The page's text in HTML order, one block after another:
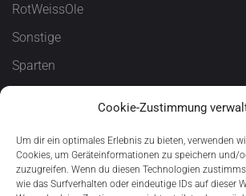
Cookie-Zustimmung
Um dir ein optimales Erlebnis zu bieten, verwenden
Cookies, um Geräteinformationen zu speichern und/
zuzugreifen. Wenn du diesen Technologien
wie das Surfverhalten oder eindeutige IDs auf dieser
RotWeissOle
Sonstige
Sparten